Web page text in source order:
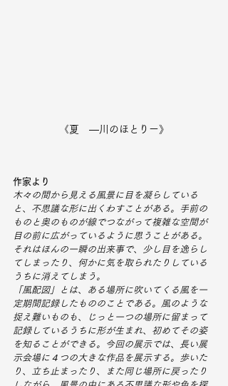
《夏　―川のほとりー》
作家より
木々の間から見える風景に目を凝らしている
と、不思議な形に出くわすことがある。手前の
ものと奥のものが線でつながって複雑な空間が
目の前に広がっているように思うことがある。
それはほんの一瞬の出来事で、少し目を逸らし
てしまったり、何かに気を取られたりしている
うちに消えてしまう。
「風配図」とは、ある場所に吹いてくる風を一
定期間記録したもののことである。風のような
捉え難いものも、じっと一つの場所に留まって
記録しているうちに形が生まれ、初めてその姿
を知ることができる。今回の展示では、長い展
示会場に４つの大きな作品を展示する。歩いた
り、立ち止まったり、また同じ場所に戻ったり